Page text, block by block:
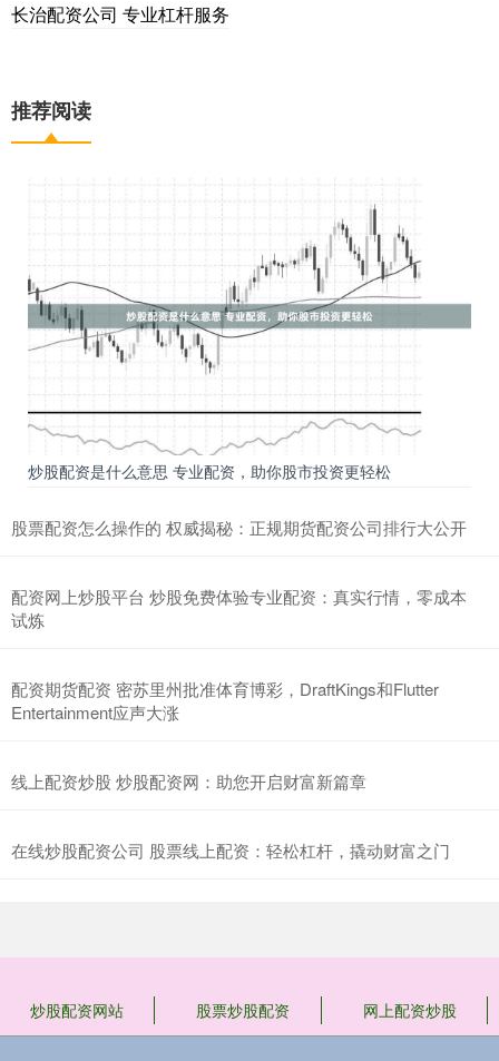
长治配资公司 专业杠杆服务
推荐阅读
炒股配资是什么意思 专业配资，助你股市投资更轻松
股票配资怎么操作的 权威揭秘：正规期货配资公司排行大公开
配资网上炒股平台 炒股免费体验专业配资：真实行情，零成本
试炼
配资期货配资 密苏里州批准体育博彩，DraftKings和Flutter
Entertainment应声大涨
线上配资炒股 炒股配资网：助您开启财富新篇章
在线炒股配资公司 股票线上配资：轻松杠杆，撬动财富之门
炒股配资网站 股票炒股配资 网上配资炒股